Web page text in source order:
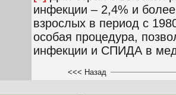
инфекции – 2,4% и
взрослых в период с
особая процедура,
инфекции и СПИДА в
<<< Назад